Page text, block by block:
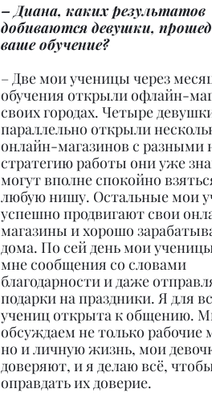
– Диана, каких результатов
добиваются девушки,
ваше обучение?
– Две мои ученицы через
обучения открыли офлайн-
своих городах. Четыре
параллельно открыли
онлайн-магазинов с
стратегию работы они уже
могут вполне спокойно
любую нишу. Остальные мои
успешно продвигают свои
магазины и хорошо
дома. По сей день мои
мне сообщения со словами
благодарности и даже
подарки на праздники. Я для
учениц открыта к общению.
обсуждаем не только
но и личную жизнь, мои
доверяют, и я делаю всё,
оправдать их доверие.